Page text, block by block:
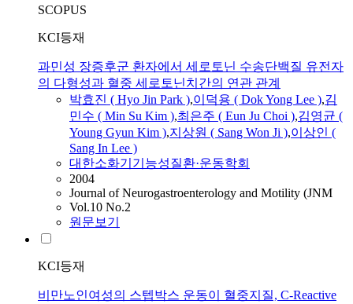
SCOPUS
KCI등재
과민성 장증후군 환자에서 세로토닌 수송단백질 유전자
의 다형성과 혈중 세로토닌치간의 연관 관계
박효진 ( Hyo Jin Park ),이덕용 ( Dok Yong Lee ),김
민수 ( Min Su Kim ),최은주 ( Eun Ju Choi ),김영균 (
Young Gyun Kim ),지상원 ( Sang Won Ji ),이상인 (
Sang In Lee )
대한소화기기능성질환·운동학회
2004
Journal of Neurogastroenterology and Motility (JNM
Vol.10 No.2
원문보기
KCI등재
비만노인여성의 스텝박스 운동이 혈중지질, C-Reactive